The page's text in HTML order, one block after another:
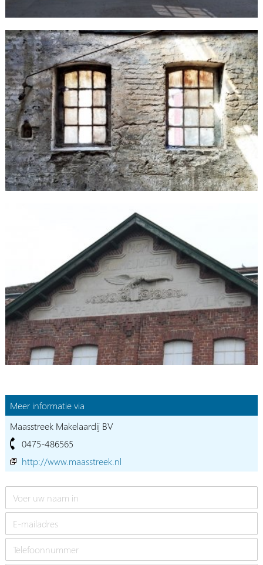
Meer informatie via
Maasstreek Makelaardij BV
0475-486565
http://www.maasstreek.nl